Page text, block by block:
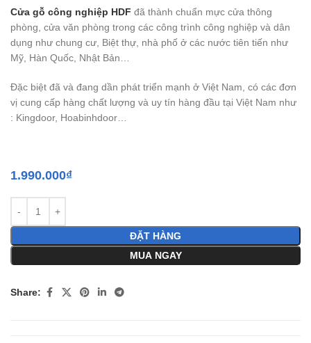
Cửa gỗ công nghiệp HDF đã thành chuẩn mực cửa thông
phòng, cửa văn phòng trong các công trình công nghiệp và dân
dụng như chung cư, Biệt thự, nhà phố ở các nước tiên tiến như
Mỹ, Hàn Quốc, Nhật Bản…
Đặc biệt đã và đang dần phát triển mạnh ở Việt Nam, có các đơn
vị cung cấp hàng chất lượng và uy tín hàng đầu tại Việt Nam như
: Kingdoor, Hoabinhdoor…
1.990.000₫
ĐẶT HÀNG
MUA NGAY
Share: